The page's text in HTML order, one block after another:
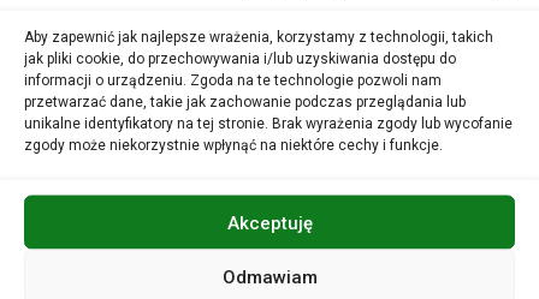
Aby zapewnić jak najlepsze wrażenia, korzystamy z technologii, takich
jak pliki cookie, do przechowywania i/lub uzyskiwania dostępu do
informacji o urządzeniu. Zgoda na te technologie pozwoli nam
przetwarzać dane, takie jak zachowanie podczas przeglądania lub
unikalne identyfikatory na tej stronie. Brak wyrażenia zgody lub wycofanie
zgody może niekorzystnie wpłynąć na niektóre cechy i funkcje.
Akceptuję
Odmawiam
awangardy, hip-hopu oraz polskiego folkloru. Artystki
udowadniają, że jazz ma dziś (kobiecą) twarz pełną pasji,
liryzmu i niczym nieskrępowanej energii. Szeroko
doceniane w środowisku muzycznym występują na
znaczących festiwalach w kraju i zagranicą. O.N.E. są
dumne, że jako kobiety mogą reprezentować młodą scenę
artystek.
Kameralna przestrzeń Klubu Muzycznego pozwoli z bliska
doświadczyć porozumienia bez słów, jakie panuje między